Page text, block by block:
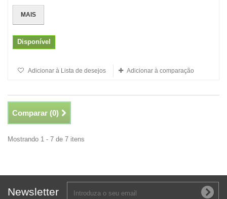
MAIS
Disponível
Adicionar à Lista de desejos Adicionar à comparação
Comparar (0)
Mostrando 1 - 7 de 7 itens
Newsletter